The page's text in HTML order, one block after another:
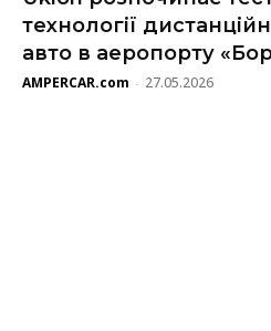
технології
авто в аеропорту
AMPERCAR.com - 27.05.2026